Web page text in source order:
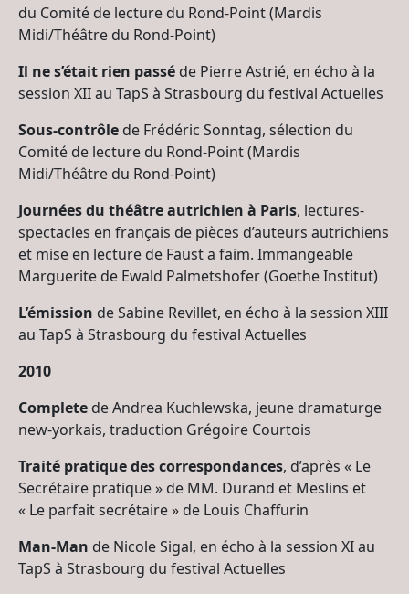
du Comité de lecture du Rond-Point (Mardis
Midi/Théâtre du Rond-Point)
Il ne s’était rien passé de Pierre Astrié, en écho à la
session XII au TapS à Strasbourg du festival Actuelles
Sous-contrôle de Frédéric Sonntag, sélection du
Comité de lecture du Rond-Point (Mardis
Midi/Théâtre du Rond-Point)
Journées du théâtre autrichien à Paris, lectures-
spectacles en français de pièces d’auteurs autrichiens
et mise en lecture de Faust a faim. Immangeable
Marguerite de Ewald Palmetshofer (Goethe Institut)
L’émission de Sabine Revillet, en écho à la session XIII
au TapS à Strasbourg du festival Actuelles
2010
Complete de Andrea Kuchlewska, jeune dramaturge
new-yorkais, traduction Grégoire Courtois
Traité pratique des correspondances, d’après « Le
Secrétaire pratique » de MM. Durand et Meslins et
« Le parfait secrétaire » de Louis Chaffurin
Man-Man de Nicole Sigal, en écho à la session XI au
TapS à Strasbourg du festival Actuelles